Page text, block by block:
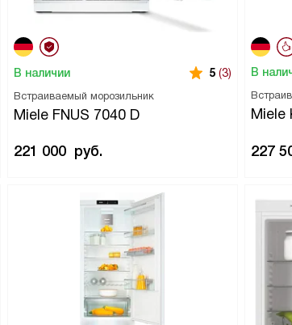
Встраиваемый морозильник
Miele FNUS 7040 D
В наличии 5 (3)
221 000 руб.
Miele
В
227